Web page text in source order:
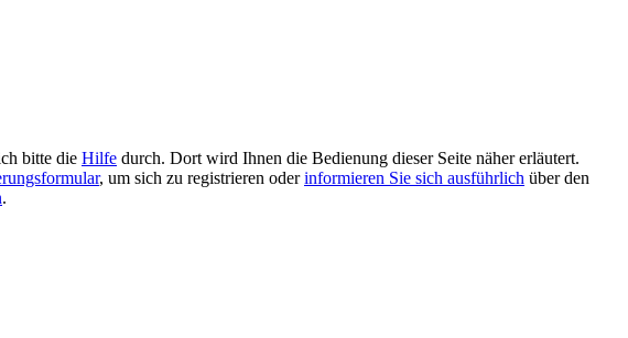
bitte die Hilfe durch. Dort wird Ihnen die Bedienung dieser Seite näher erläutert.
, um sich zu registrieren oderinformieren Sie sich ausführlich über den
.